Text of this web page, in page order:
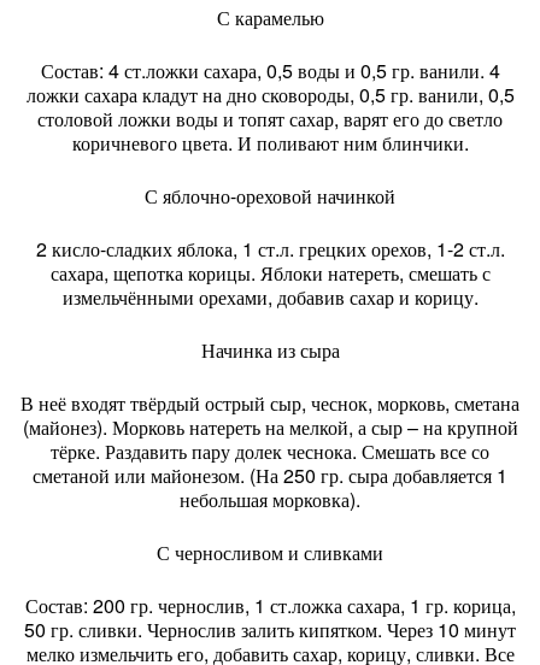
С карамелью
Состав: 4 ст.ложки сахара, 0,5 воды и 0,5 гр. ванили. 4
ложки сахара кладут на дно сковороды, 0,5 гр. ванили, 0,5
столовой ложки воды и топят сахар, варят его до светло
коричневого цвета. И поливают ним блинчики.
С яблочно-ореховой начинкой
2 кисло-сладких яблока, 1 ст.л. грецких орехов, 1-2 ст.л.
сахара, щепотка корицы. Яблоки натереть, смешать с
измельчёнными орехами, добавив сахар и корицу.
Начинка из сыра
В неё входят твёрдый острый сыр, чеснок, морковь, сметана
(майонез). Морковь натереть на мелкой, а сыр – на крупной
тёрке. Раздавить пару долек чеснока. Смешать все со
сметаной или майонезом. (На 250 гр. сыра добавляется 1
небольшая морковка).
С черносливом и сливками
Состав: 200 гр. чернослив, 1 ст.ложка сахара, 1 гр. корица,
50 гр. сливки. Чернослив залить кипятком. Через 10 минут
мелко измельчить его, добавить сахар, корицу, сливки. Все